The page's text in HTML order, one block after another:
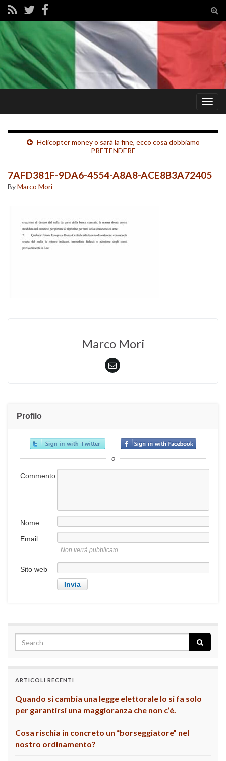
Helicopter money o sarà la fine, ecco cosa dobbiamo
PRETENDERE
7AFD381F-9DA6-4554-A8A8-ACE8B3A72405
ByMarco Mori
Marco Mori
Profilo
o
Commento
Nome
Email
Non verrà pubblicato
Sito web
ARTICOLI RECENTI
Quando si cambia una legge elettorale lo si fa solo
per garantirsi una maggioranza che non c’è.
Cosa rischia in concreto un “borseggiatore” nel
nostro ordinamento?